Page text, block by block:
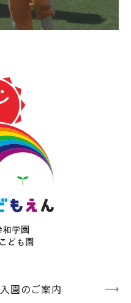
入園のご案内